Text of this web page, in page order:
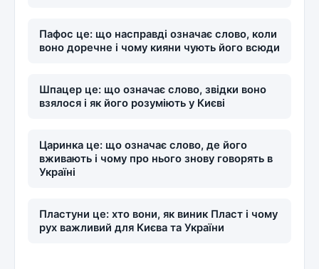
Пафос це: що насправді означає слово, коли
воно доречне і чому кияни чують його всюди
Шпацер це: що означає слово, звідки воно
взялося і як його розуміють у Києві
Царинка це: що означає слово, де його
вживають і чому про нього знову говорять в
Україні
Пластуни це: хто вони, як виник Пласт і чому
рух важливий для Києва та України